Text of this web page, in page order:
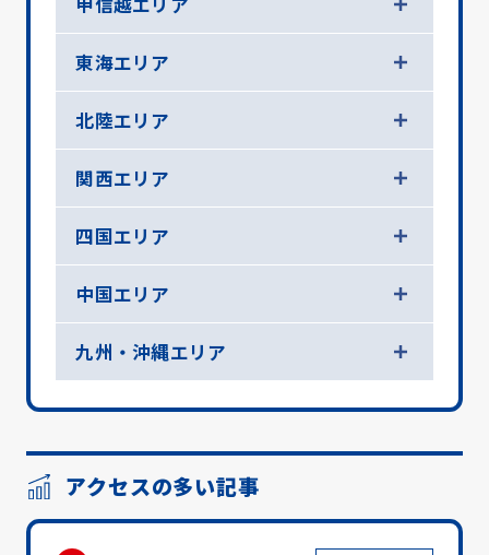
東海エリア
北陸エリア
関西エリア
四国エリア
中国エリア
九州・沖縄エリア
アクセスの多い記事